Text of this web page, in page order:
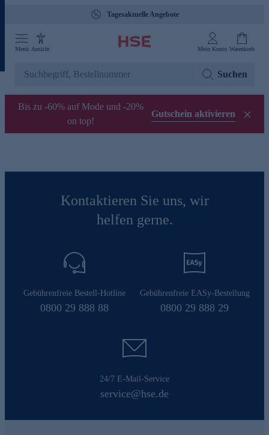
Tagesaktuelle Angebote
Menü Ansicht Mein Konto Warenkorb
Suchen
Bis zu -60% auf Mode und -20%
on top!
Gutschein aktivieren
Kontaktieren Sie uns, wir
helfen gerne.
Gebührenfreie Bestell-Hotline
0800 29 888 88
Gebührenfreie EASy-Bestellung
0800 29 888 29
24/7 E-Mail-Service
service@hse.de